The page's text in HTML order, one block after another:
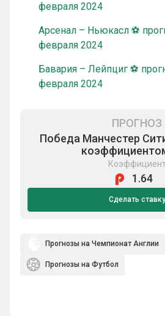
февраля 2024
Арсенал – Ньюкасл ⚽
февраля 2024
Бавария – Лейпциг ⚽
февраля 2024
ПРОГНОЗ
Победа Манчестер
1.64
Сделать ставку
Прогнозы на Чемпионат Англии
Прогнозы на Футбол